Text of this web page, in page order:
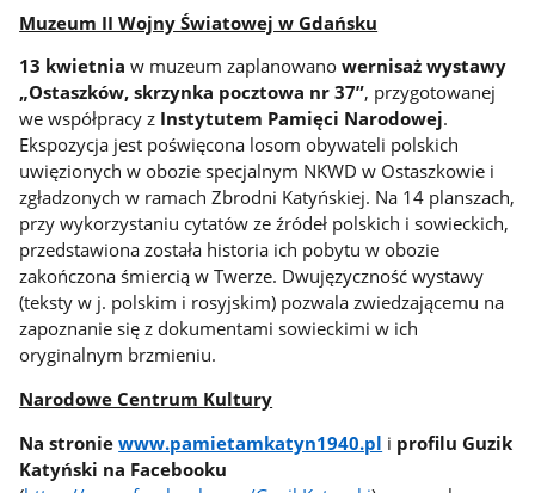
Muzeum II Wojny Światowej w Gdańsku
13 kwietniaw muzeum zaplanowanowernisaż wystawy
„Ostaszków, skrzynka pocztowa nr 37”, przygotowanej
we współpracy z Instytutem Pamięci Narodowej.
Ekspozycja jest poświęcona losom obywateli polskich
uwięzionych w obozie specjalnym NKWD w Ostaszkowie i
zgładzonych w ramach Zbrodni Katyńskiej. Na 14 planszach,
przy wykorzystaniu cytatów ze źródeł polskich i sowieckich,
przedstawiona została historia ich pobytu w obozie
zakończona śmiercią w Twerze. Dwujęzyczność wystawy
(teksty w j. polskim i rosyjskim) pozwala zwiedzającemu na
zapoznanie się z dokumentami sowieckimi w ich
oryginalnym brzmieniu.
Narodowe Centrum Kultury
Na stroniewww.pamietamkatyn1940.pl i profilu Guzik
Katyński na Facebooku